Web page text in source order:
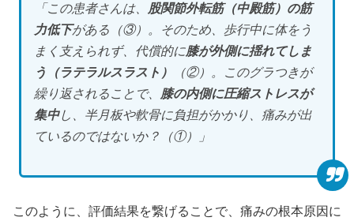
「この患者さんは、 股関節外転筋（中殿筋）の筋
力低下がある（③）。そのため、歩行中に体をう
まく支えられず、代償的に膝が外側に揺れてしま
う（ラテラルスラスト）
（②）。このグラつきが
繰り返されることで、 膝の内側に圧縮ストレスが
集中し、半月板や軟骨に負担がかかり、痛みが出
ているのではないか？（①）」
このように、評価結果を繋げることで、痛みの根本原因に